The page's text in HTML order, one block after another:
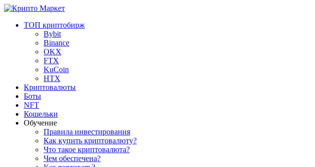
ТОП криптобирж
Bybit
Binance
OKX
FTX
KuCoin
HTX
Криптовалюты
Боты
NFT
Кошельки
Обучение
Правила инвестирования
Как купить криптовалюту?
Что такое криптовалюта?
Чем обеспечена?